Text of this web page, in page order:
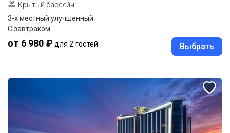
Крытый бассейн
3-x местный улучшенный
С завтраком
от 6 980 ₽ для 2 гостей Выбрать